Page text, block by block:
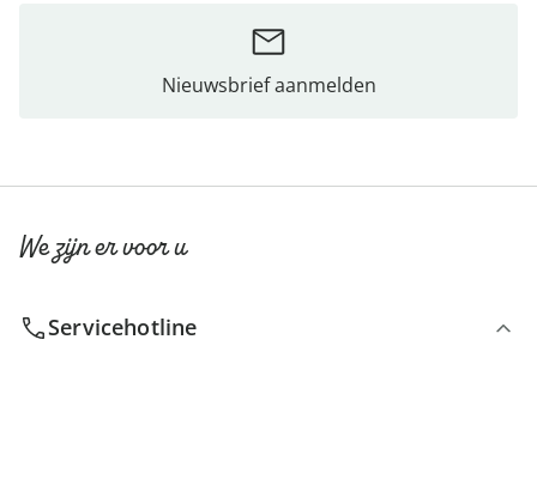
Nieuwsbrief aanmelden
We zijn er voor u
Servicehotline